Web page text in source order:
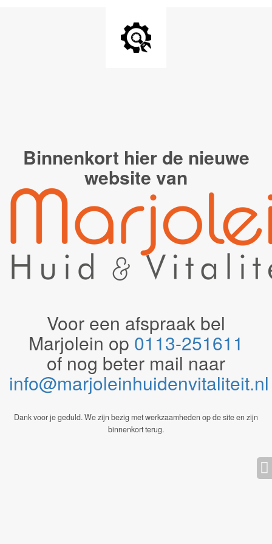
Binnenkort hier de nieuwe
website van
Voor een afspraak bel
Marjolein op 0113-251611
of nog beter mail naar
Dank voor je geduld. We zijn bezig met werkzaamheden op de site en zijn
binnenkort terug.